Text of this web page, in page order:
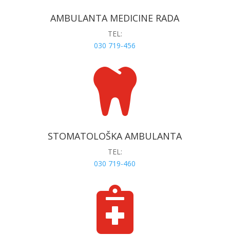
AMBULANTA MEDICINE RADA
TEL:
030 719-456

STOMATOLOŠKA AMBULANTA
TEL:
030 719-460
